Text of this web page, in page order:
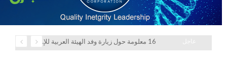
16 معلومة حول زيارة وفد الهيئة العربية للإستثمار والإنماء الزراعي إلي السعودية